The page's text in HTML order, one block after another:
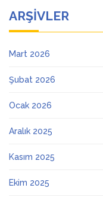
ARŞIVLER
Mart 2026
Şubat 2026
Ocak 2026
Aralık 2025
Kasım 2025
Ekim 2025